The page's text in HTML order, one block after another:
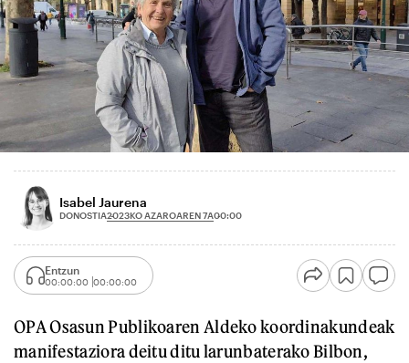
Isabel Jaurena
DONOSTIA2023KO AZAROAREN 7A00:00
Entzun
00:00:00 00:00:00
OPA Osasun Publikoaren Aldeko koordinakundeak
manifestaziora deitu ditu larunbaterako Bilbon,